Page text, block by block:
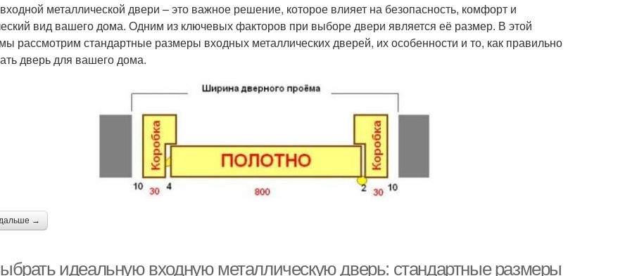
металлической двери – это важное решение, которое влияет на безопасность, комфорт и
вид вашего дома. Одним из ключевых факторов при выборе двери является её размер. В этой
рассмотрим стандартные размеры входных металлических дверей, их особенности и то, как правильно
дверь для вашего дома.
→
идеальную входную металлическую дверь: стандартные размеры